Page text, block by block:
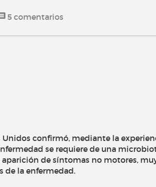
5 comentarios
confirmó, mediante la
se requiere de una
de síntomas no motores,
de la enfermedad.